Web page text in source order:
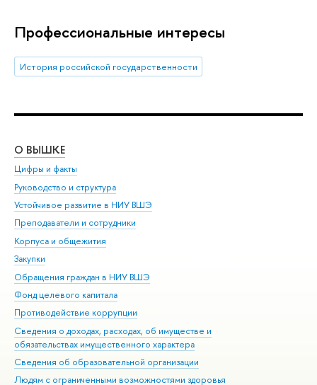
Профессиональные интересы
История российской государственности
О ВЫШКЕ
Цифры и факты
Руководство и структура
Устойчивое развитие в НИУ ВШЭ
Преподаватели и сотрудники
Корпуса и общежития
Закупки
Обращения граждан в НИУ ВШЭ
Фонд целевого капитала
Противодействие коррупции
Сведения о доходах, расходах, об имуществе и
обязательствах имущественного характера
Сведения об образовательной организации
Людям с ограниченными возможностями здоровья